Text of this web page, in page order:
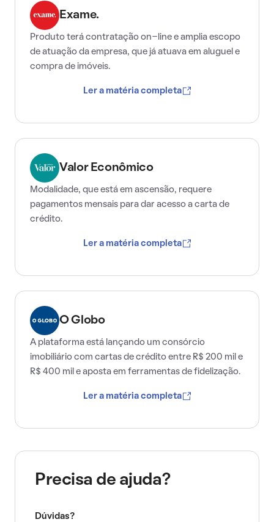
Exame.
Produto terá contratação on-line e amplia escopo
de atuação da empresa, que já atuava em aluguel e
compra de imóveis.
Ler a matéria completa
Valor Econômico
Modalidade, que está em ascensão, requere
pagamentos mensais para dar acesso a carta de
crédito.
Ler a matéria completa
O Globo
A plataforma está lançando um consórcio
imobiliário com cartas de crédito entre R$ 200 mil e
R$ 400 mil e aposta em ferramentas de fidelização.
Ler a matéria completa
Precisa de ajuda?
Dúvidas?